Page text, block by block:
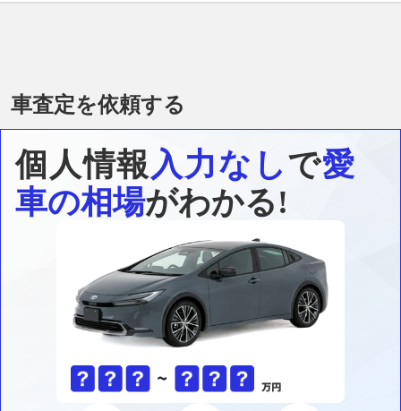
車査定を依頼する
個人情報入力なしで愛
車の相場がわかる!